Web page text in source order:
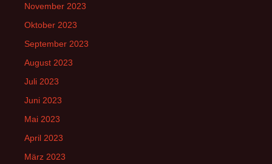
November 2023
Oktober 2023
September 2023
August 2023
Juli 2023
Juni 2023
Mai 2023
April 2023
März 2023